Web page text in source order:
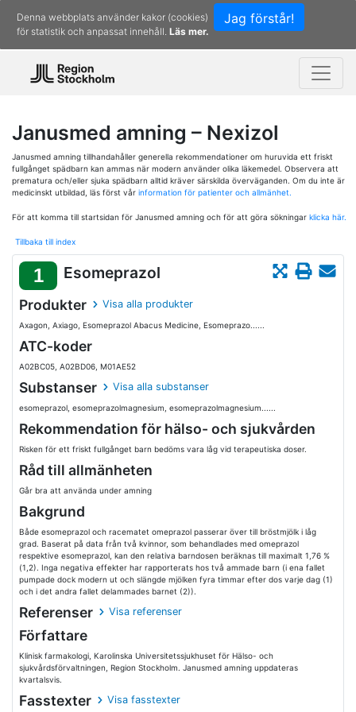
Jag förstår!
Denna webbplats använder kakor (cookies)
för statistik och anpassat innehåll. Läs mer.
Janusmed amning – Nexizol
Janusmed amning tillhandahåller generella rekommendationer om huruvida ett friskt
fullgånget spädbarn kan ammas när modern använder olika läkemedel. Observera att
prematura och/eller sjuka spädbarn alltid kräver särskilda överväganden. Om du inte är
medicinskt utbildad, läs först vår information för patienter och allmänhet.
För att komma till startsidan för Janusmed amning och för att göra sökningar klicka här.
Tillbaka till index
1 Esomeprazol
Produkter Visa alla produkter
Axagon, Axiago, Esomeprazol Abacus Medicine, Esomeprazo......
ATC-koder
A02BC05, A02BD06, M01AE52
Substanser Visa alla substanser
esomeprazol, esomeprazolmagnesium, esomeprazolmagnesium......
Rekommendation för hälso- och sjukvården
Risken för ett friskt fullgånget barn bedöms vara låg vid terapeutiska doser.
Råd till allmänheten
Går bra att använda under amning
Bakgrund
Både esomeprazol och racematet omeprazol passerar över till bröstmjölk i låg
grad. Baserat på data från två kvinnor, som behandlades med omeprazol
respektive esomeprazol, kan den relativa barndosen beräknas till maximalt 1,76 %
(1,2). Inga negativa effekter har rapporterats hos två ammade barn (i ena fallet
pumpade dock modern ut och slängde mjölken fyra timmar efter dos varje dag (1)
och i det andra fallet delammades barnet (2)).
Referenser Visa referenser
Författare
Klinisk farmakologi, Karolinska Universitetssjukhuset för Hälso- och
sjukvårdsförvaltningen, Region Stockholm. Janusmed amning uppdateras
kvartalsvis.
Fasstexter Visa fasstexter